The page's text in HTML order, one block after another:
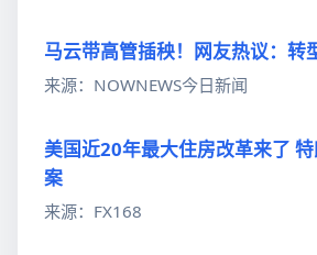
马云带高管插秧！网友热议：转
来源：NOWNEWS今日新闻
美国近20年最大住房改革来了
案
来源：FX168